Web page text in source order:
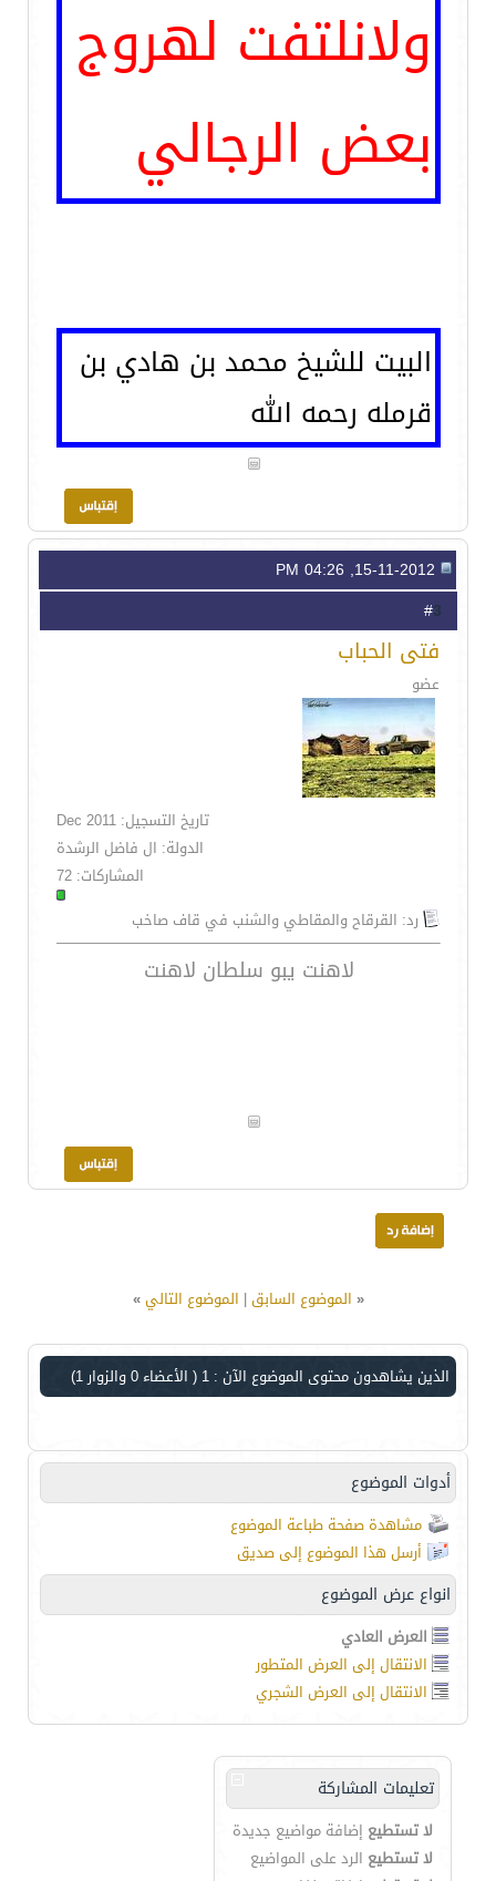
ولانلتفت لهروج
بعض الرجالي
البيت للشيخ محمد بن هادي بن
قرمله رحمه الله
3
فتى الحباب
عضو
تاريخ التسجيل: Dec 2011
الدولة: ال فاضل الرشدة
المشاركات: 72
رد: القرقاح والمقاطي والشنب في قاف صاخب
لاهنت يبو سلطان لاهنت
« الموضوع السابق| الموضوع التالي»
الذين يشاهدون محتوى الموضوع الآن : 1 ( الأعضاء 0 والزوار 1)
أدوات الموضوع
مشاهدة صفحة طباعة الموضوع
أرسل هذا الموضوع إلى صديق
انواع عرض الموضوع
العرض العادي
الانتقال إلى العرض المتطور
الانتقال إلى العرض الشجري
تعليمات المشاركة
لا تستطيع إضافة مواضيع جديدة
لا تستطيع الرد على المواضيع